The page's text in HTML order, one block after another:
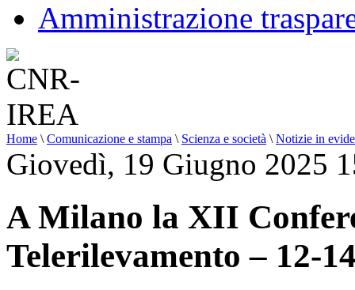
Amministrazione
Home \ Comunicazione e stampa \ Scienza e società \ Notizie in
Giovedì, 19 Giugno 2025
A Milano la XII
Telerilevamento – 12-